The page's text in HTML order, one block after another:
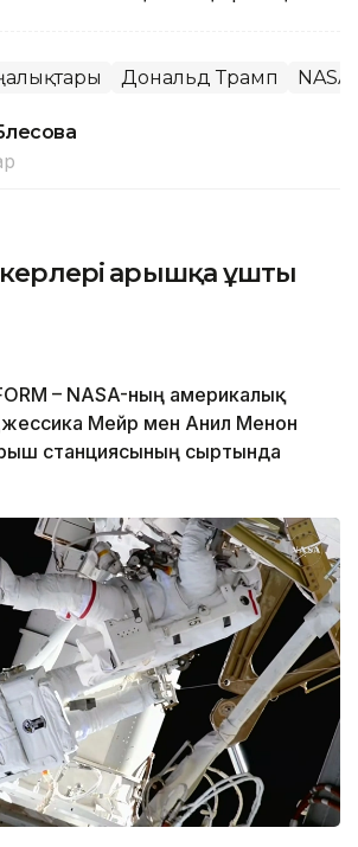
Дональд Трамп NASA
ғарышқа ұшты
– NASA-ның америкалық
Мейр мен Анил Менон
станциясының сыртында